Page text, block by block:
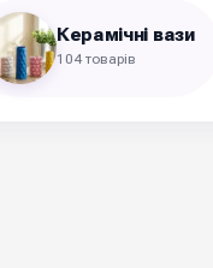
Керамічні вази
104 товарів